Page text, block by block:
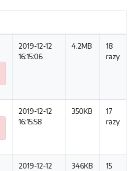
2019-12-12
16:15:06
4.2MB
18
razy
2019-12-12
16:15:58
350KB
17
razy
2019-12-12
346KB
15